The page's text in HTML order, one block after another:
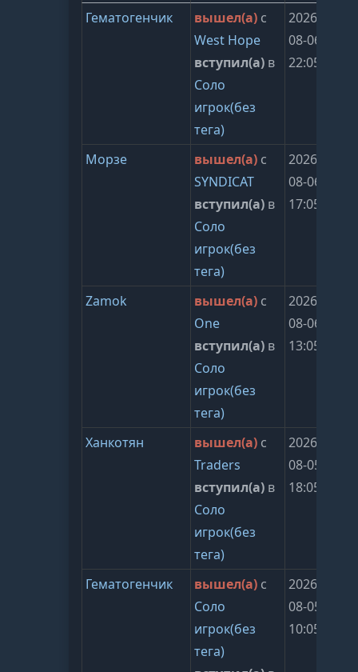
Гематогенчик
вышел(а) с
West Hope
вступил(а) в
Соло
игрок(без
тега)
2026-
08-06
22:05:24
Морзе вышел(а) с
SYNDICAT
вступил(а) в
Соло
игрок(без
тега)
2026-
08-06
17:05:24
Zamok вышел(а) с
One
вступил(а) в
Соло
игрок(без
тега)
2026-
08-06
13:05:23
Ханкотян вышел(а) с
Traders
вступил(а) в
Соло
игрок(без
тега)
2026-
08-05
18:05:26
Гематогенчик вышел(а) с
Соло
игрок(без
тега)
2026-
08-05
10:05:24